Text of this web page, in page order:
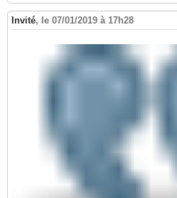
Invité, le 07/01/2019 à 17h28